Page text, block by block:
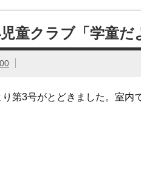
童クラブ「学童だ
第3号がとどきました。室内